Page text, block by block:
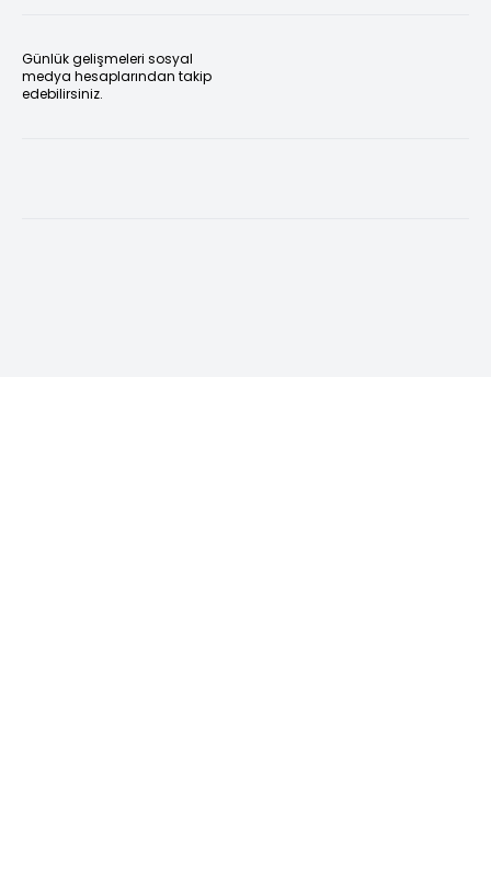
Günlük gelişmeleri sosyal
medya hesaplarından takip
edebilirsiniz.